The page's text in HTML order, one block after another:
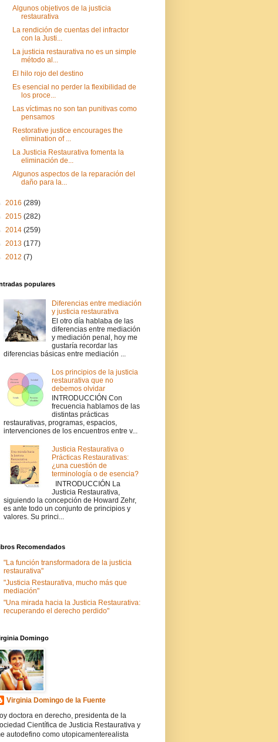
Algunos objetivos de la justicia
restaurativa
La rendición de cuentas del infractor
con la Justi...
La justicia restaurativa no es un simple
método al...
El hilo rojo del destino
Es esencial no perder la flexibilidad de
los proce...
Las víctimas no son tan punitivas como
pensamos
Restorative justice encourages the
elimination of ...
La Justicia Restaurativa fomenta la
eliminación de...
Algunos aspectos de la reparación del
daño para la...
2016 (289)
2015 (282)
2014 (259)
2013 (177)
2012 (7)
populares
Diferencias entre mediación
y justicia restaurativa
El otro día hablaba de las
diferencias entre mediación
y mediación penal, hoy me
gustaría recordar las
diferencias básicas entre mediación ...
Los principios de la justicia
restaurativa que no
debemos olvidar
INTRODUCCIÓN Con
frecuencia hablamos de las
distintas prácticas
restaurativas, programas, espacios,
intervenciones de los encuentros entre v...
Justicia Restaurativa o
Prácticas Restaurativas:
¿una cuestión de
terminología o de esencia?
INTRODUCCIÓN La
Justicia Restaurativa,
siguiendo la concepción de Howard Zehr,
es ante todo un conjunto de principios y
valores. Su princi...
Recomendados
"La función transformadora de la justicia
restaurativa"
"Justicia Restaurativa, mucho más que
mediación"
"Una mirada hacia la Justicia Restaurativa:
recuperando el derecho perdido"
Domingo
Virginia Domingo de la Fuente
doctora en derecho, presidenta de la
Científica de Justicia Restaurativa y
autodefino como utopicamenterealista